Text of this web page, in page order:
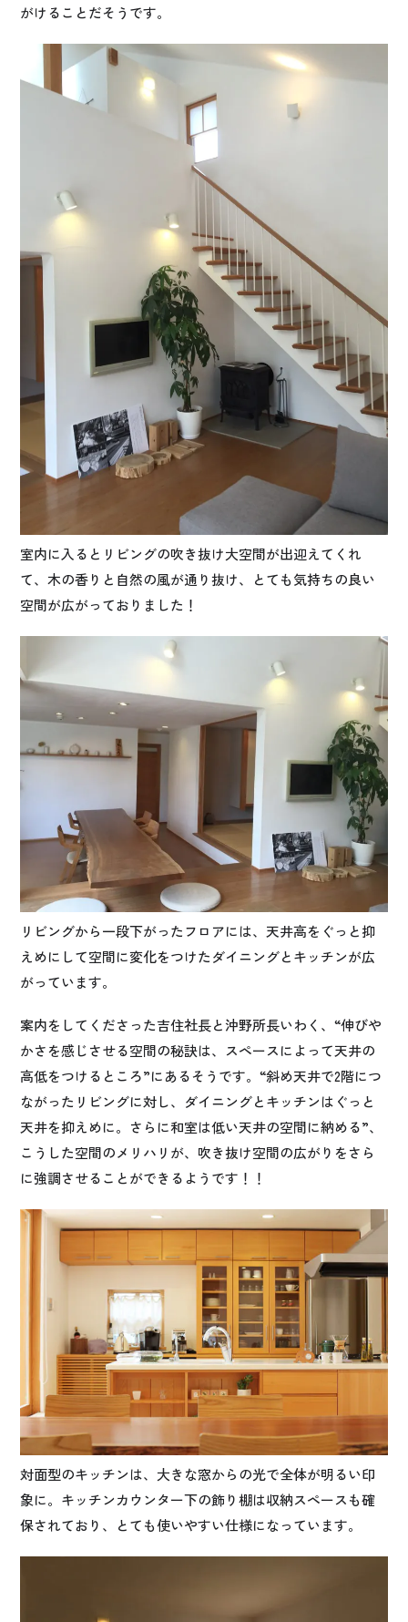
がけることだそうです。
室内に入るとリビングの吹き抜け大空間が出迎えてくれ
て、木の香りと自然の風が通り抜け、とても気持ちの良い
空間が広がっておりました！
リビングから一段下がったフロアには、天井高をぐっと抑
えめにして空間に変化をつけたダイニングとキッチンが広
がっています。
案内をしてくださった吉住社長と沖野所長いわく、“伸びや
かさを感じさせる空間の秘訣は、スペースによって天井の
高低をつけるところ”にあるそうです。“斜め天井で2階につ
ながったリビングに対し、ダイニングとキッチンはぐっと
天井を抑えめに。さらに和室は低い天井の空間に納める”、
こうした空間のメリハリが、吹き抜け空間の広がりをさら
に強調させることができるようです！！
対面型のキッチンは、大きな窓からの光で全体が明るい印
象に。キッチンカウンター下の飾り棚は収納スペースも確
保されており、とても使いやすい仕様になっています。